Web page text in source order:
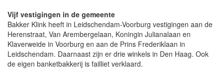
Vijf vestigingen in de gemeente
Bakker Klink heeft in Leidschendam-Voorburg vestigingen aan de
Herenstraat, Van Arembergelaan, Koningin Julianalaan en
Klaverweide in Voorburg en aan de Prins Frederiklaan in
Leidschendam. Daarnaast zijn er drie winkels in Den Haag. Ook
de eigen banketbakkerij is failliet verklaard.